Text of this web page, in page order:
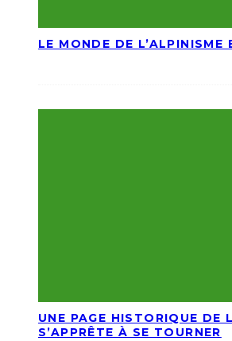
LE MONDE DE L’ALPINISME
UNE PAGE HISTORIQUE DE
S’APPRÊTE À SE TOURNER